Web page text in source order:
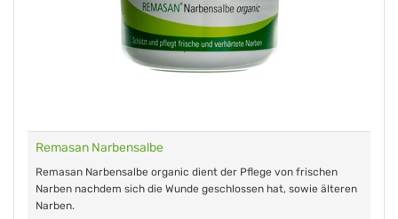
Remasan Narbensalbe
Remasan Narbensalbe organic dient der Pflege von frischen
Narben nachdem sich die Wunde geschlossen hat, sowie älteren
Narben.